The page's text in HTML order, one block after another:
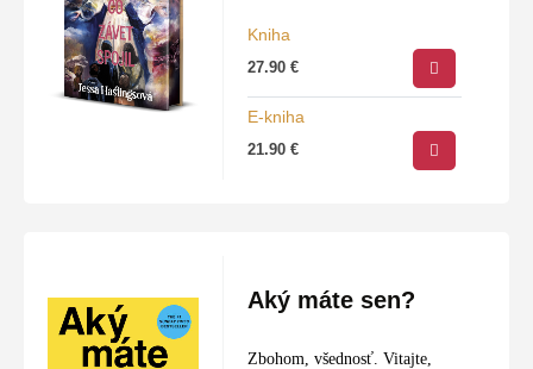
Kniha
27.90€
E-kniha
21.90€
Aký máte sen?
Zbohom, všednosť. Vitajte,